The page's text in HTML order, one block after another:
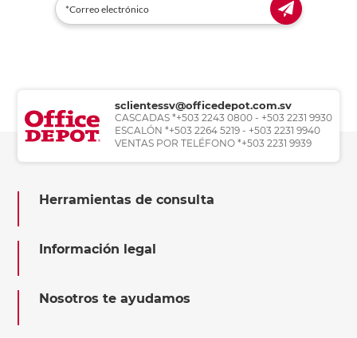
sclientessv@officedepot.com.sv
CASCADAS *+503 2243 0800 - +503 2231 9930
ESCALÓN *+503 2264 5219 - +503 2231 9940
VENTAS POR TELÉFONO *+503 2231 9939
Herramientas de consulta
Información legal
Nosotros te ayudamos